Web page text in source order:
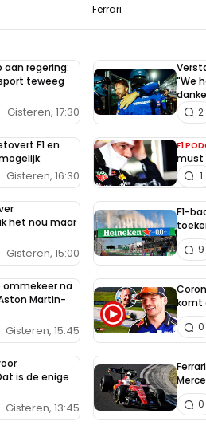
Ferrari
regering:
teweeg
Gisteren, 17:30
"We
2
F1 en
Gisteren, 16:30
F1
must
1
het nou maar
Gisteren, 15:00
F1-
9
na
Martin-
Gisteren, 15:45
komt
0
is de enige
Gisteren, 13:45 0